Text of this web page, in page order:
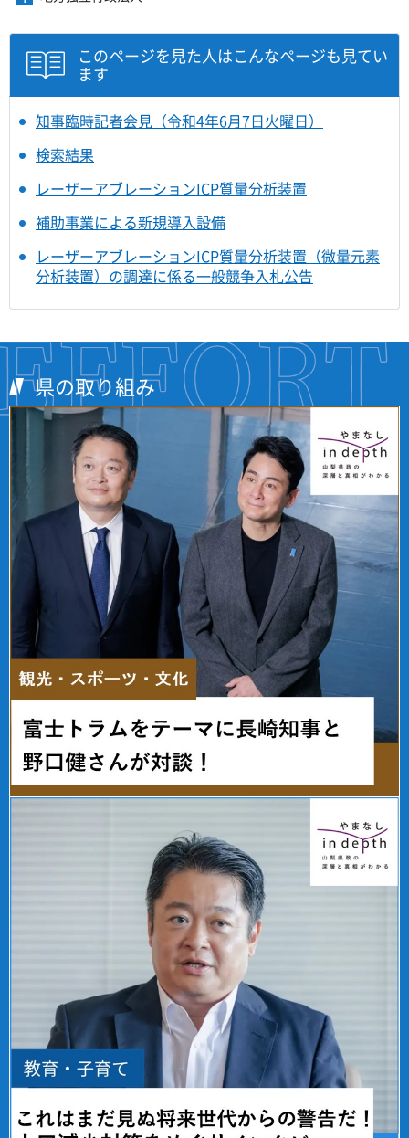
ま
ま
す
を
開
す
ュ
を
開
き
ュ
ー
き
ま
このページを見た人はこんなページも見てい
ます
知事臨時記者会見（令和4年6月7日火曜日）
検索結果
レーザーアブレーションICP質量分析装置
補助事業による新規導入設備
レーザーアブレーションICP質量分析装置（微量元素
分析装置）の調達に係る一般競争入札公告
県の取り組み